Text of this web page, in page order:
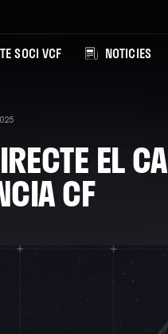
SOCI VCF NOTICIES
EL CA
CF